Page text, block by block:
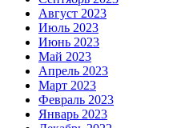
Август 2023
Июль 2023
Июнь 2023
Май 2023
Апрель 2023
Март 2023
Февраль 2023
Январь 2023